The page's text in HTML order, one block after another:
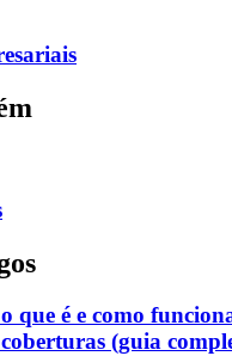
que é e como
(guia